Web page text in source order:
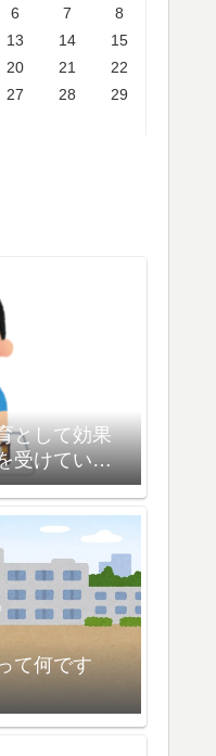
6 7
8
13 14
15
20 21
22
27 28
29
として効果
受けている
て何です